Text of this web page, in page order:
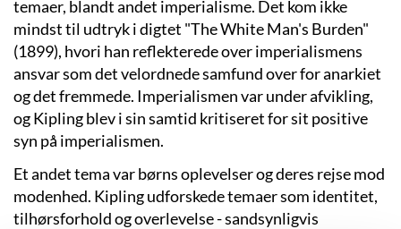
temaer, blandt andet imperialisme. Det kom ikke
mindst til udtryk i digtet "The White Man's Burden"
(1899), hvori han reflekterede over imperialismens
ansvar som det velordnede samfund over for anarkiet
og det fremmede. Imperialismen var under afvikling,
og Kipling blev i sin samtid kritiseret for sit positive
syn på imperialismen.
Et andet tema var børns oplevelser og deres rejse mod
modenhed. Kipling udforskede temaer som identitet,
tilhørsforhold og overlevelse - sandsynligvis